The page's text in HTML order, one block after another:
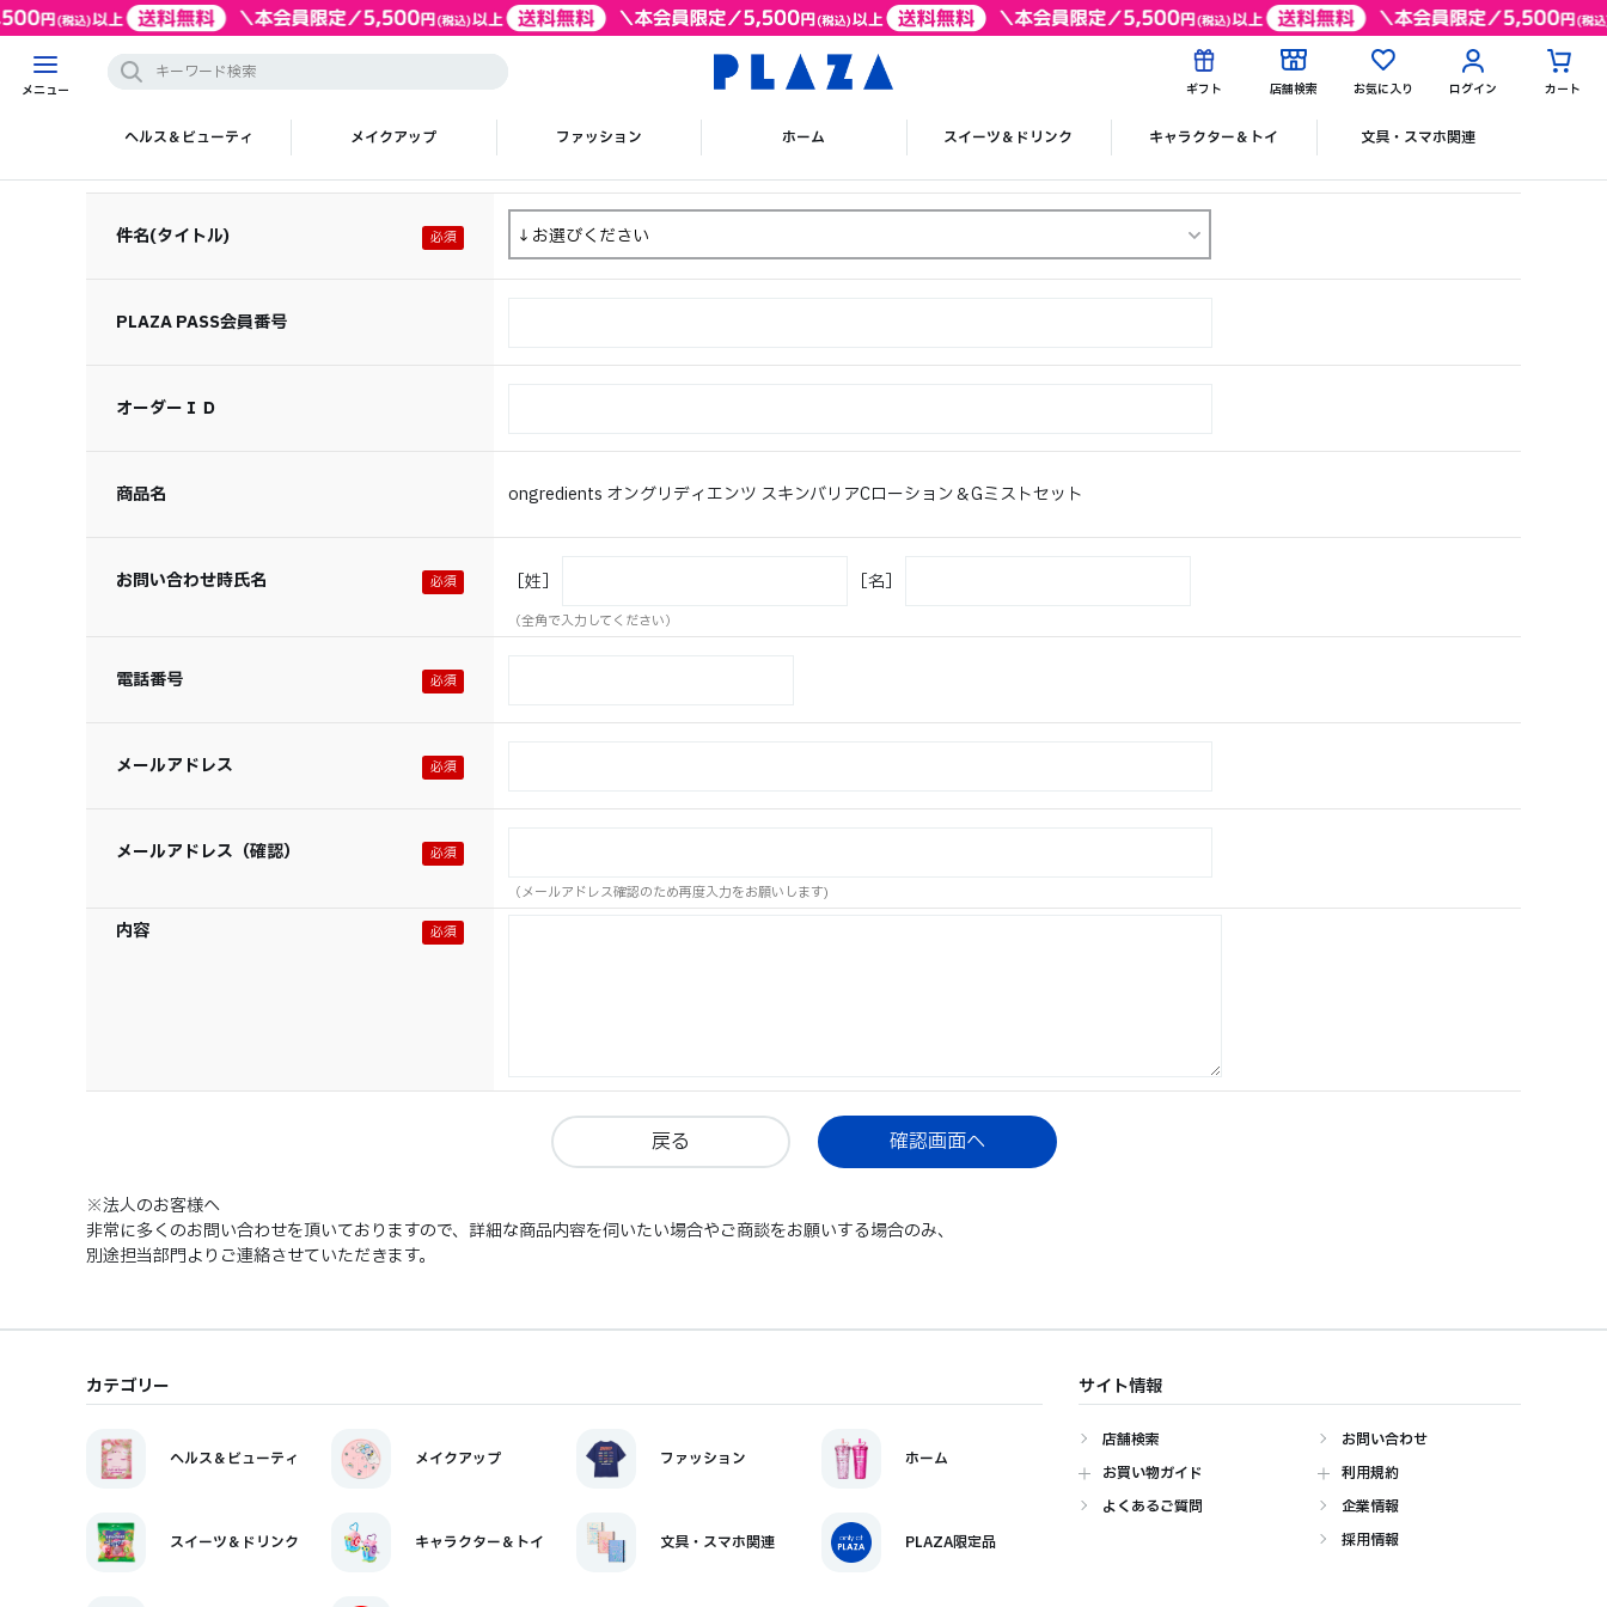
メニュー ギフト 店舗検索 お気に入り ログイン カート
ヘルス＆ビューティ メイクアップ ファッション ホーム スイーツ＆ドリンク キャラクター＆トイ 文具・スマホ関連
件名(タイトル)
PLAZA PASS会員番号
オーダーＩＤ
商品名 ongredients オングリディエンツ スキンバリアCローション＆Gミストセット
お問い合わせ時氏名 ［姓］ ［名］
（全角で入力してください）
電話番号
メールアドレス
メールアドレス（確認）
（メールアドレス確認のため再度入力をお願いします)
内容
戻る
※法人のお客様へ
非常に多くのお問い合わせを頂いておりますので、詳細な商品内容を伺いたい場合やご商談をお願いする場合のみ、
別途担当部門よりご連絡させていただきます。
カテゴリー
ヘルス＆ビューティ メイクアップ ファッション ホーム
スイーツ＆ドリンク キャラクター＆トイ 文具・スマホ関連 PLAZA限定品
サイト情報
店舗検索
お買い物ガイド
よくあるご質問
お問い合わせ
利用規約
企業情報
採用情報